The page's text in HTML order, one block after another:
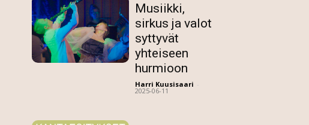
Musiikki,
sirkus ja valot
syttyvät
yhteiseen
hurmioon
Harri Kuusisaari -
2025-06-11